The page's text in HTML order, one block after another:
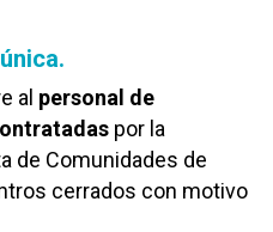
al personal de
por la
de Comunidades de
cerrados con motivo